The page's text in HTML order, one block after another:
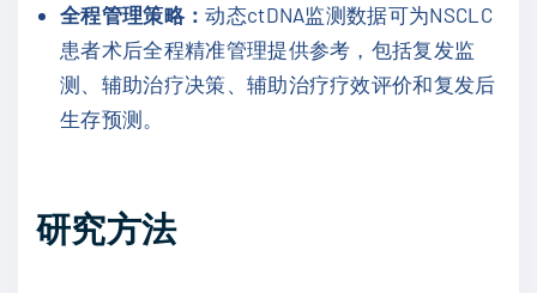
全程管理策略：动态ctDNA监测数据可为NSCLC
患者术后全程精准管理提供参考，包括复发监
测、辅助治疗决策、辅助治疗疗效评价和复发后
生存预测。
研究方法